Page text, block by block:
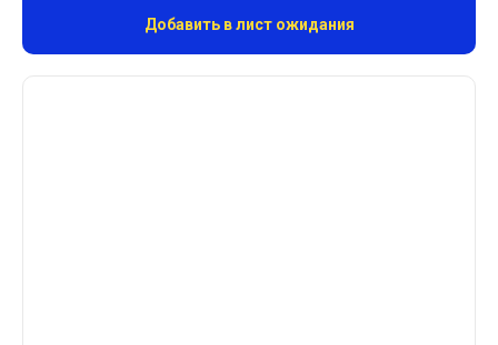
Добавить в лист ожидания